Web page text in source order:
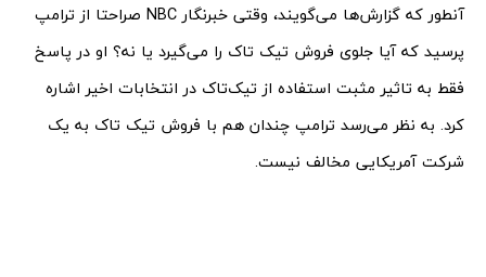
آنطور که گزارش‌ها می‌گویند، وقتی خبرنگار NBC صراحتا از ترامپ
پرسید که آیا جلوی فروش تیک تاک را می‌گیرد یا نه؟ او در پاسخ
فقط به تاثیر مثبت استفاده از تیک‌تاک در انتخابات اخیر اشاره
کرد. به نظر می‌رسد ترامپ چندان هم با فروش تیک تاک به یک
شرکت آمریکایی مخالف نیست.